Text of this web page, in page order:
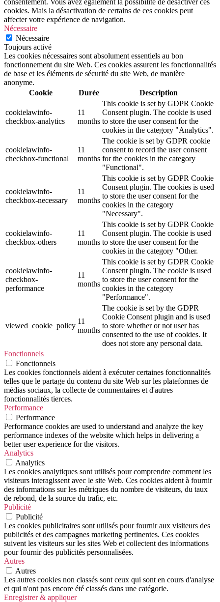
cookies. Mais la désactivation de certains de ces cookies peut
affecter votre expérience de navigation.
Nécessaire
Nécessaire
Toujours activé
Les cookies nécessaires sont absolument essentiels au bon
fonctionnement du site Web. Ces cookies assurent les fonctionnalités
de base et les éléments de sécurité du site Web, de manière
anonyme.
Cookie
Durée Description
cookielawinfo-
checkbox-analytics
11
months
This cookie is set by GDPR Cookie
Consent plugin. The cookie is used
to store the user consent for the
cookies in the category "Analytics".
cookielawinfo-
checkbox-functional
11
months
The cookie is set by GDPR cookie
consent to record the user consent
for the cookies in the category
"Functional".
cookielawinfo-
checkbox-necessary
11
months
This cookie is set by GDPR Cookie
Consent plugin. The cookies is used
to store the user consent for the
cookies in the category
"Necessary".
cookielawinfo-
checkbox-others
11
months
This cookie is set by GDPR Cookie
Consent plugin. The cookie is used
to store the user consent for the
cookies in the category "Other.
cookielawinfo-
checkbox-
performance
11
months
This cookie is set by GDPR Cookie
Consent plugin. The cookie is used
to store the user consent for the
cookies in the category
"Performance".
viewed_cookie_policy
11
months
The cookie is set by the GDPR
Cookie Consent plugin and is used
to store whether or not user has
consented to the use of cookies. It
does not store any personal data.
Fonctionnels
Fonctionnels
Les cookies fonctionnels aident à exécuter certaines fonctionnalités
telles que le partage du contenu du site Web sur les plateformes de
médias sociaux, la collecte de commentaires et d'autres
fonctionnalités tierces.
Performance
Performance
Performance cookies are used to understand and analyze the key
performance indexes of the website which helps in delivering a
better user experience for the visitors.
Analytics
Analytics
Les cookies analytiques sont utilisés pour comprendre comment les
visiteurs interagissent avec le site Web. Ces cookies aident à fournir
des informations sur les métriques du nombre de visiteurs, du taux
de rebond, de la source du trafic, etc.
Publicité
Publicité
Les cookies publicitaires sont utilisés pour fournir aux visiteurs des
publicités et des campagnes marketing pertinentes. Ces cookies
suivent les visiteurs sur les sites Web et collectent des informations
pour fournir des publicités personnalisées.
Autres
Autres
Les autres cookies non classés sont ceux qui sont en cours d'analyse
et qui n'ont pas encore été classés dans une catégorie.
Enregistrer & appliquer